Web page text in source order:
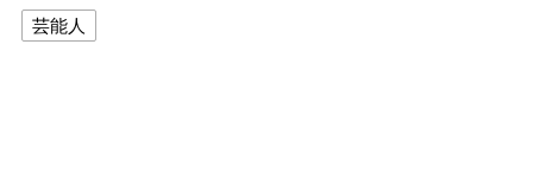
芸能人